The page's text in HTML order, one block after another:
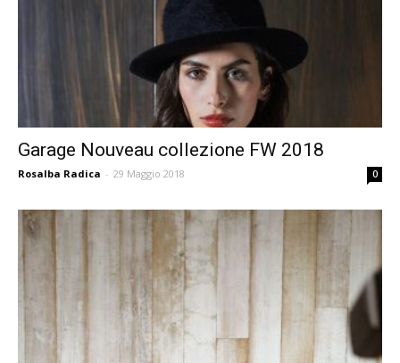
Garage Nouveau collezione FW 2018
Rosalba Radica - 29 Maggio 2018 0